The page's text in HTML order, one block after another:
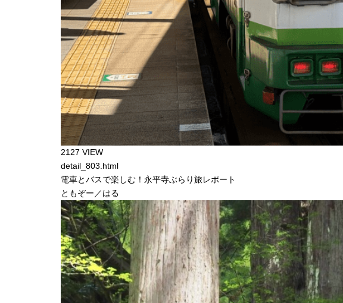
2127 VIEW
detail_803.html
電車とバスで楽しむ！永平寺ぶらり旅レポート
ともぞー／はる